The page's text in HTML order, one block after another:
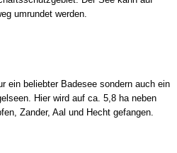
umrundet werden.
ein beliebter Badesee sondern auch ein
Hier wird auf ca. 5,8 ha neben
Zander, Aal und Hecht gefangen.